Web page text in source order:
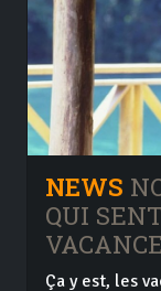
NEWS
QUI
Ça y est, les